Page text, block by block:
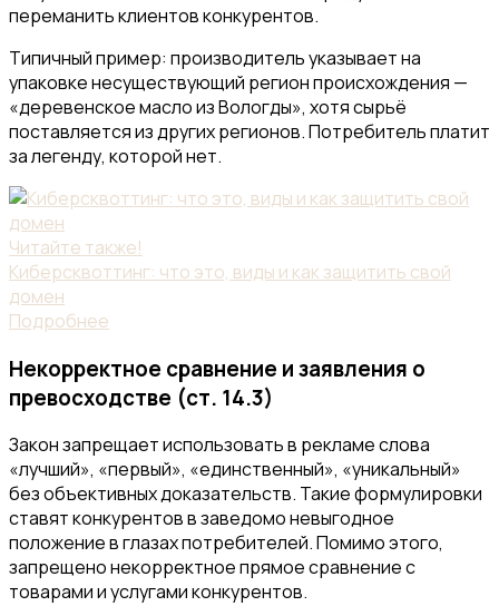
переманить клиентов конкурентов.
Типичный пример: производитель указывает на
упаковке несуществующий регион происхождения —
«деревенское масло из Вологды», хотя сырьё
поставляется из других регионов. Потребитель платит
за легенду, которой нет.
Читайте также!
Киберсквоттинг: что это, виды и как защитить свой
домен
Подробнее
Некорректное сравнение и заявления о
превосходстве (ст. 14.3)
Закон запрещает использовать в рекламе слова
«лучший», «первый», «единственный», «уникальный»
без объективных доказательств. Такие формулировки
ставят конкурентов в заведомо невыгодное
положение в глазах потребителей. Помимо этого,
запрещено некорректное прямое сравнение с
товарами и услугами конкурентов.